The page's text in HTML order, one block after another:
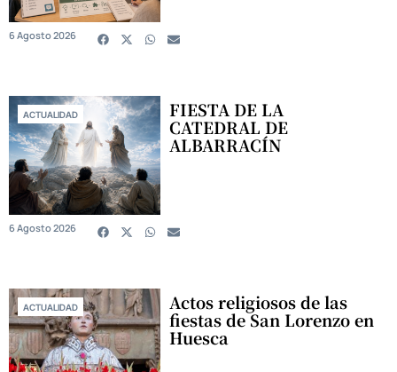
6 Agosto 2026
ACTUALIDAD FIESTA DE LA
CATEDRAL DE
ALBARRACÍN
6 Agosto 2026
ACTUALIDAD Actos religiosos de las
fiestas de San Lorenzo en
Huesca